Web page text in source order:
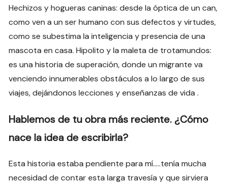
Hechizos y hogueras caninas: desde la óptica de un can,
como ven a un ser humano con sus defectos y virtudes,
como se subestima la inteligencia y presencia de una
mascota en casa. Hipolito y la maleta de trotamundos:
es una historia de superación, donde un migrante va
venciendo innumerables obstáculos a lo largo de sus
viajes, dejándonos lecciones y enseñanzas de vida .
Hablemos de tu obra más reciente. ¿Cómo
nace la idea de escribirla?
Esta historia estaba pendiente para mí…..tenía mucha
necesidad de contar esta larga travesía y que sirviera